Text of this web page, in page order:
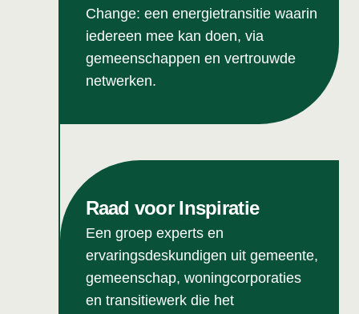
Change: een energietransitie waarin
iedereen mee kan doen, via
gemeenschappen en vertrouwde
netwerken.
Raad voor Inspiratie
Een groep experts en
ervaringsdeskundigen uit gemeente,
gemeenschap, woningcorporaties
en transitiewerk die het